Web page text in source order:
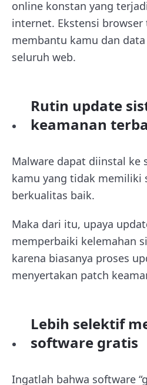
online konstan yang
internet. Ekstensi
membantu kamu dan
seluruh web.
Rutin update
keamanan
Malware dapat diinstal ke
kamu yang tidak memiliki
berkualitas baik.
Maka dari itu, upaya
memperbaiki kelemahan
karena biasanya proses
menyertakan patch
Lebih selektif
software gratis
Ingatlah bahwa software